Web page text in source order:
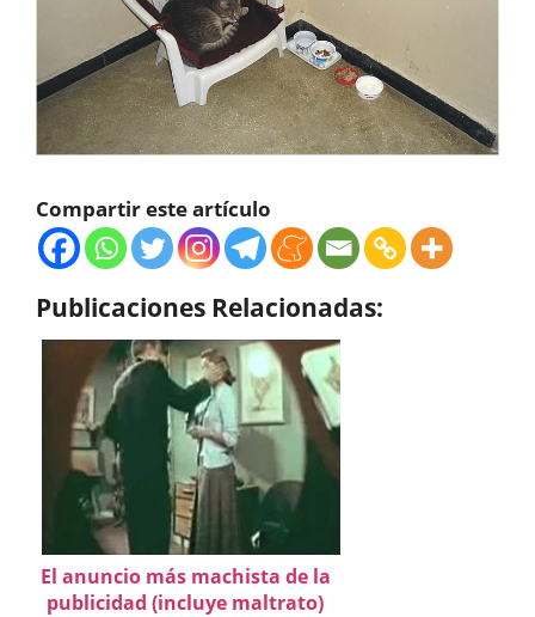
Compartir este artículo
Publicaciones Relacionadas:
El anuncio más machista de la
publicidad (incluye maltrato)